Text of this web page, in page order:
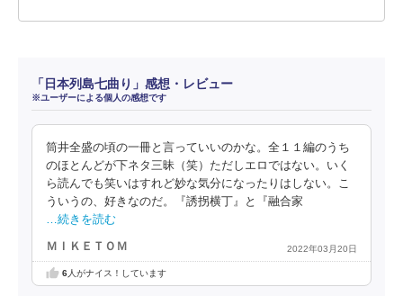
「日本列島七曲り」感想・レビュー
※ユーザーによる個人の感想です
筒井全盛の頃の一冊と言っていいのかな。全１１編のうち
のほとんどが下ネタ三昧（笑）ただしエロではない。いく
ら読んでも笑いはすれど妙な気分になったりはしない。こ
ういうの、好きなのだ。『誘拐横丁』と『融合家
…続きを読む
ＭＩＫＥＴＯＭ 2022年03月20日
6人がナイス！しています